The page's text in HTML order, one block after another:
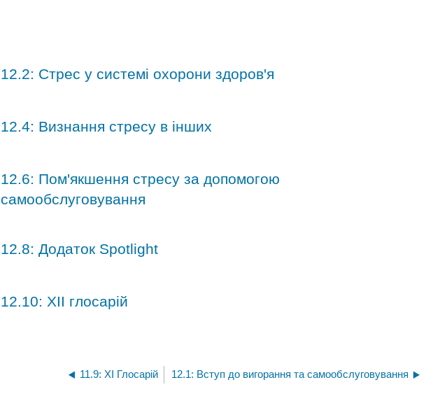
12.2: Стрес у системі охорони здоров'я
12.4: Визнання стресу в інших
12.6: Пом'якшення стресу за допомогою
самообслуговування
12.8: Додаток Spotlight
12.10: XII глосарій
11.9: XI Глосарій 12.1: Вступ до вигорання та самообслуговування